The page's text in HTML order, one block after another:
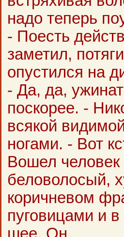
надо теперь
- Поесть
заметил,
опустился на
- Да, да,
поскорее. -
всякой
ногами. - Вот
Вошел человек
беловолосый,
коричневом
пуговицами и